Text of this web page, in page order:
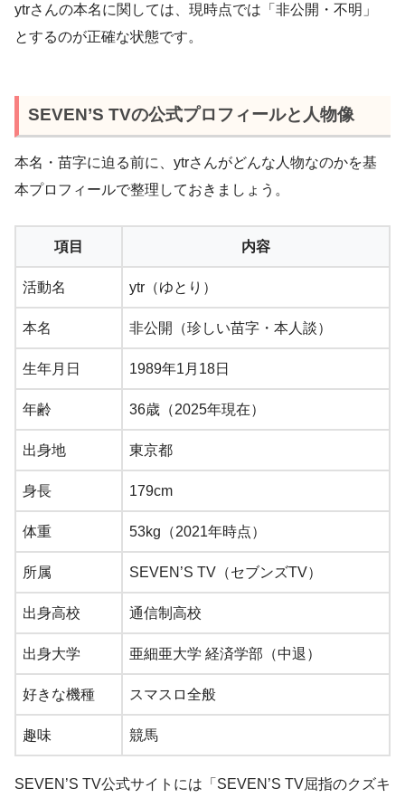
ytrさんの本名に関しては、現時点では「非公開・不明」
とするのが正確な状態です。
SEVEN’S TVの公式プロフィールと人物像
本名・苗字に迫る前に、ytrさんがどんな人物なのかを基
本プロフィールで整理しておきましょう。
項目 内容
活動名 ytr（ゆとり）
本名 非公開（珍しい苗字・本人談）
生年月日 1989年1月18日
年齢 36歳（2025年現在）
出身地 東京都
身長 179cm
体重 53kg（2021年時点）
所属 SEVEN’S TV（セブンズTV）
出身高校 通信制高校
出身大学 亜細亜大学 経済学部（中退）
好きな機種 スマスロ全般
趣味 競馬
SEVEN’S TV公式サイトには「SEVEN’S TV屈指のクズキ